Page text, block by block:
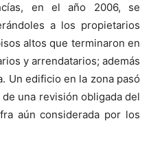
en el año 2006, se
a los propietarios
altos que terminaron en
y arrendatarios; además
Un edificio en la zona pasó
una revisión obligada del
aún considerada por los